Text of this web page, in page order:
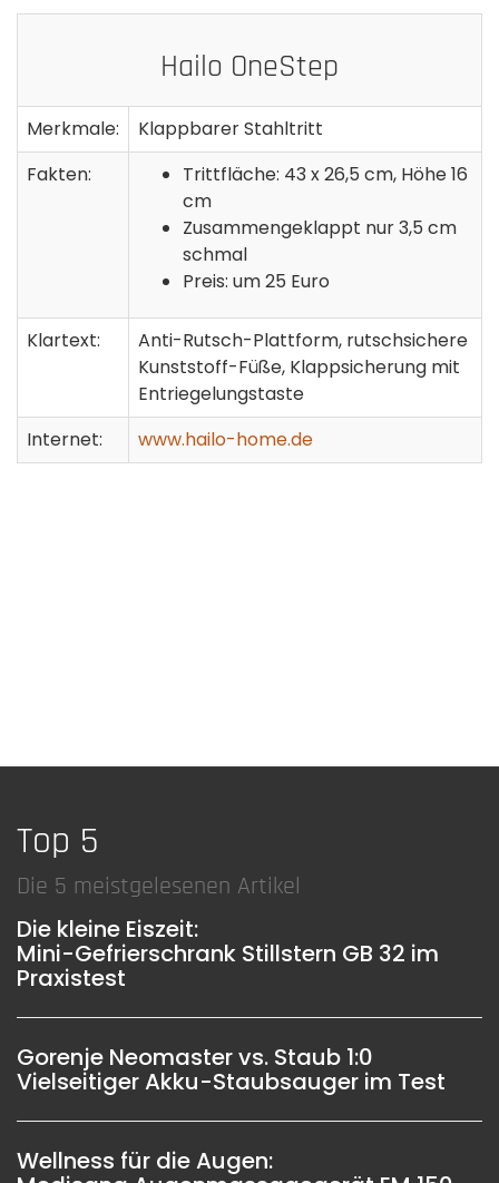
Hailo OneStep
Merkmale:
Klappbarer Stahltritt
Fakten:
Trittfläche: 43 x 26,5 cm, Höhe 16
cm
Zusammengeklappt nur 3,5 cm
schmal
Preis: um 25 Euro
Klartext:
Anti-Rutsch-Plattform, rutschsichere
Kunststoff-Füße, Klappsicherung mit
Entriegelungstaste
Internet:
www.hailo-home.de
Top 5
Die 5 meistgelesenen Artikel
Die kleine Eiszeit:
Mini-Gefrierschrank Stillstern GB 32 im
Praxistest
Gorenje Neomaster vs. Staub 1:0
Vielseitiger Akku-Staubsauger im Test
Wellness für die Augen: